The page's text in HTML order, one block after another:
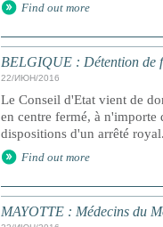
Find out more
BELGIQUE : Détention de
22/ИЮН/2016
Le Conseil d'Etat vient de
en centre fermé, à n'importe
dispositions d'un arrêté
Find out more
MAYOTTE : Médecins du